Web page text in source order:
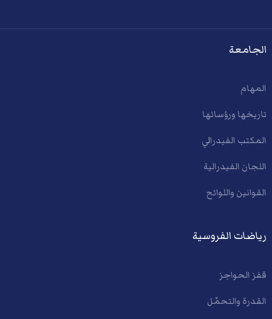
الجامعة
المهام
تاريخها ورؤسائها
المكتب الفيدرالي
اللجان الفيدرالية
القوانين واللوائح
رياضات الفروسية
قفز الحواجز
القدرة والتحمّل